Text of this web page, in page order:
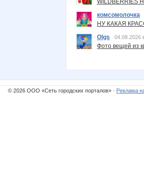
комсомолочка
НУ КАКАЯ
Olgs
04.08.2026
Фото вещей из
© 2026 ООО «Сеть городских порталов» · Реклама